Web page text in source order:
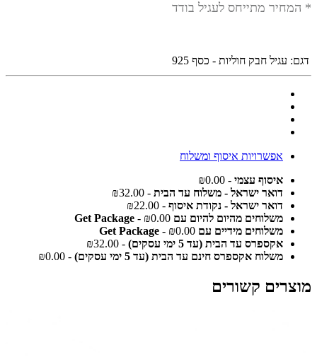
* המחיר מתייחס לעגיל בודד
דגם: עגיל חבק חוליות - כסף 925
אפשרויות איסוף ומשלוח
איסוף עצמי - ₪0.00
דואר ישראל - משלוח עד הבית - ₪32.00
דואר ישראל - נקודת איסוף - ₪22.00
משלוחים מהיום להיום עם Get Package - ₪0.00
משלוחים מידיים עם Get Package - ₪0.00
אקספרס עד הבית (עד 5 ימי עסקים)
- ₪32.00
משלוח אקספרס חינם עד הבית (עד 5 ימי עסקים)
- ₪0.00
מוצרים קשורים